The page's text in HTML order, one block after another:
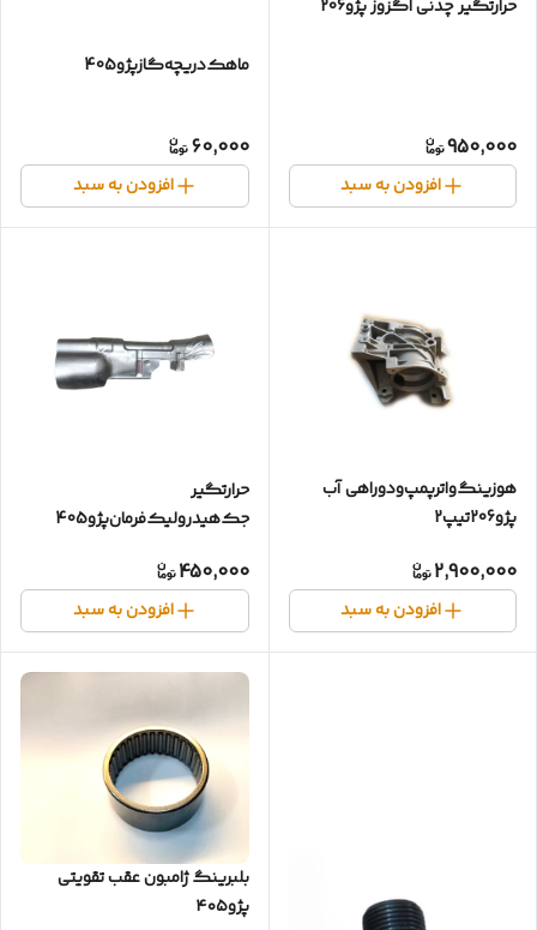
حرارتگیر چدنی اگزوز پژو206
950,000
افزودن به سبد
ماهک‌دریچه‌گاز‌پژو405
60,000
افزودن به سبد
هوزینگ‌واتر‌پمپ‌ودوراهی آب
پژو206تیپ2
2,900,000
افزودن به سبد
حرارتگیر
جک‌هیدرولیک‌فرمان‌پژو405
450,000
افزودن به سبد
بلبرینگ ژامبون عقب تقویتی
پژو۴۰۵